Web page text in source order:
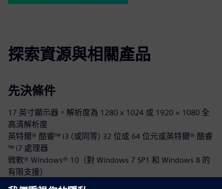
探索資源與相關產品
先決條件
17 英寸顯示器，解析度為 1280 x 1024 或 1920 × 1080 全
高清解析度
英特爾® 酷睿™ i3 (或同等) 32 位或 64 位元或英特爾® 酷睿
™ i7 處理器
微軟® Windows® 10（對 Windows 7 SP1 和 Windows 8 的
有限支援）
2 GB 或 8 GB（或更高）RAM